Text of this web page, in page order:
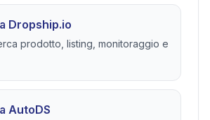
Dropship.io
prodotto, listing, monitoraggio e
AutoDS